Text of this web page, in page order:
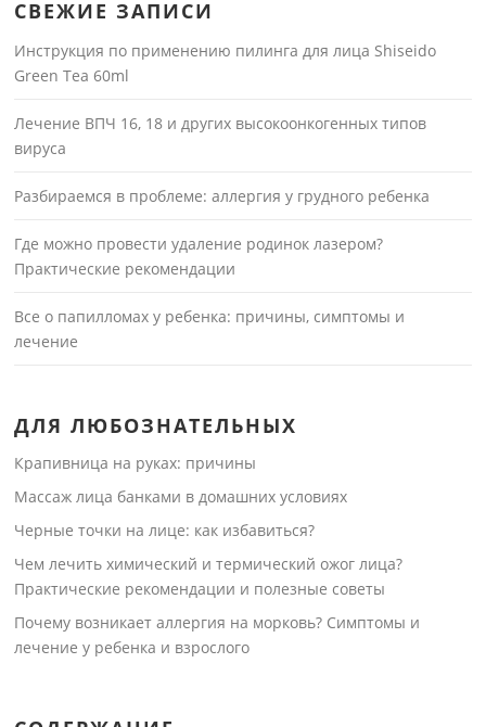
СВЕЖИЕ ЗАПИСИ
Инструкция по применению пилинга для лица Shiseido
Green Tea 60ml
Лечение ВПЧ 16, 18 и других высокоонкогенных типов
вируса
Разбираемся в проблеме: аллергия у грудного ребенка
Где можно провести удаление родинок лазером?
Практические рекомендации
Все о папилломах у ребенка: причины, симптомы и
лечение
ДЛЯ ЛЮБОЗНАТЕЛЬНЫХ
Крапивница на руках: причины
Массаж лица банками в домашних условиях
Черные точки на лице: как избавиться?
Чем лечить химический и термический ожог лица?
Практические рекомендации и полезные советы
Почему возникает аллергия на морковь? Симптомы и
лечение у ребенка и взрослого